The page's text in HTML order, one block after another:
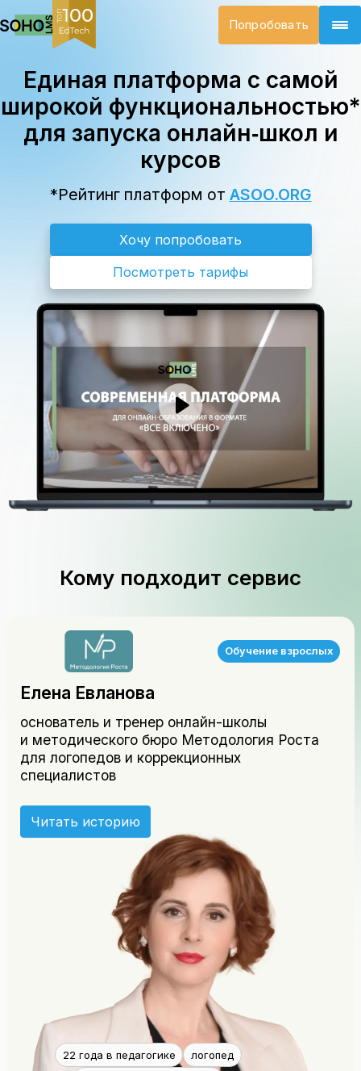
Попробовать
Единая платформа с самой
широкой функциональностью*
для запуска онлайн‑школ и
курсов
*Рейтинг платформ от ASOO.ORG
Хочу попробовать
Посмотреть тарифы
Кому подходит сервис
Елена Евланова
основатель и тренер онлайн-школы
и методического бюро Методология Роста
для логопедов и коррекционных
специалистов
Читать историю
22 года в педагогике
логопед